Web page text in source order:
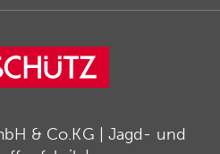
& Co.KG | Jagd- und